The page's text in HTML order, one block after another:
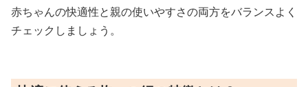
赤ちゃんの快適性と親の使いやすさの両方をバランスよく
チェックしましょう。